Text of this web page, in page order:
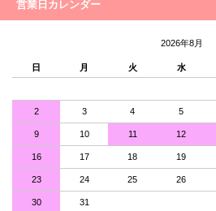
営業日カレンダー
2026年8月
日 月 火 水
2 3 4 5
9 10 11 12
16 17 18 19
23 24 25 26
30 31